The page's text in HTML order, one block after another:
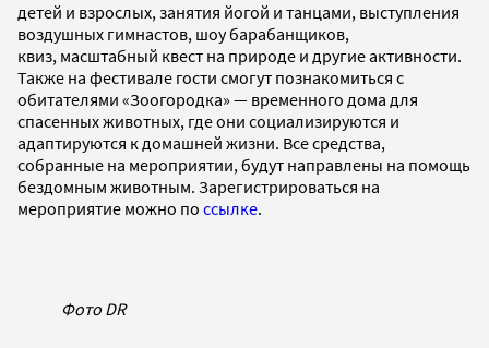
детей и взрослых, занятия йогой и танцами, выступления
воздушных гимнастов, шоу барабанщиков,
квиз, масштабный квест на природе и другие активности.
Также на фестивале гости смогут познакомиться с
обитателями «Зоогородка» — временного дома для
спасенных животных, где они социализируются и
адаптируются к домашней жизни. Все средства,
собранные на мероприятии, будут направлены на помощь
бездомным животным. Зарегистрироваться на
мероприятие можно по ссылке.
Фото DR